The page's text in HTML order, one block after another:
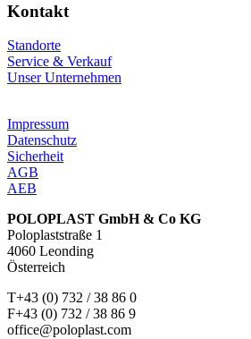
Kontakt
Standorte
Service & Verkauf
Unser Unternehmen
Impressum
Datenschutz
Sicherheit
AGB
AEB
POLOPLAST GmbH & Co KG
Poloplaststraße 1
4060 Leonding
Österreich
T+43 (0) 732 / 38 86 0
F+43 (0) 732 / 38 86 9
office@poloplast.com